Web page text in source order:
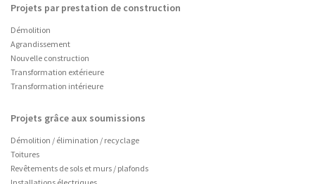
Projets par prestation de construction
Démolition
Agrandissement
Nouvelle construction
Transformation extérieure
Transformation intérieure
Projets grâce aux soumissions
Démolition / élimination / recyclage
Toitures
Revêtements de sols et murs / plafonds